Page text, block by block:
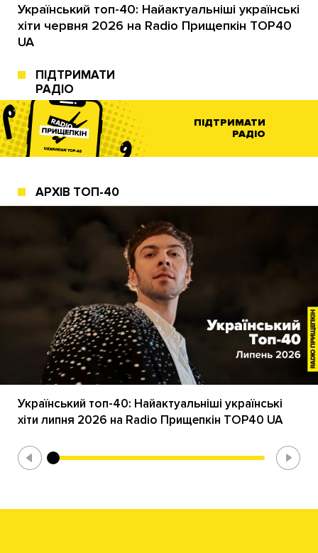
Український топ-40: Найактуальніші українські
хіти червня 2026 на Radio Прищепкін TOP40
UA
ПІДТРИМАТИ
РАДІО
ПІДТРИМАТИ
РАДІО
АРХІВ ТОП-40
Український топ-40: Найактуальніші українські
хіти липня 2026 на Radio Прищепкін TOP40 UA